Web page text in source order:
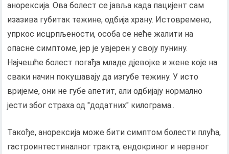
анорексија. Ова болест се јавља када пацијент сам
изазива губитак тежине, одбија храну. Истовремено,
упркос исцрпљености, особа се неће жалити на
опасне симптоме, јер је увјерен у своју пунину.
Најчешће болест погађа младе дјевојке и жене које на
сваки начин покушавају да изгубе тежину. У исто
вријеме, они не губе апетит, али одбијају нормално
јести због страха од "додатних" килограма..
Такође, анорексија може бити симптом болести плућа,
гастроинтестиналног тракта, ендокриног и нервног